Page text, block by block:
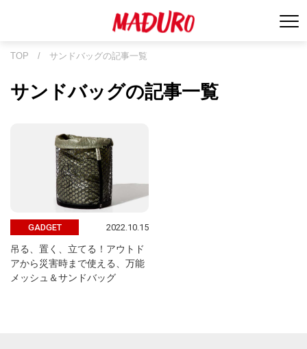
TOP / サンドバッグの記事一覧
サンドバッグの記事一覧
GADGET 2022.10.15
吊る、置く、立てる！アウトド
アから災害時まで使える、万能
メッシュ＆サンドバッグ